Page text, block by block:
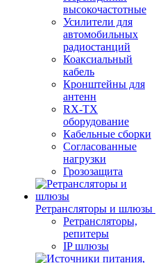
высокочастотные
Усилители для
автомобильных
радиостанций
Коаксиальный
кабель
Кронштейны для
антенн
RX-TX
оборудование
Кабельные сборки
Согласованные
нагрузки
Грозозащита
Ретрансляторы и шлюзы
Ретрансляторы,
репитеры
IP шлюзы